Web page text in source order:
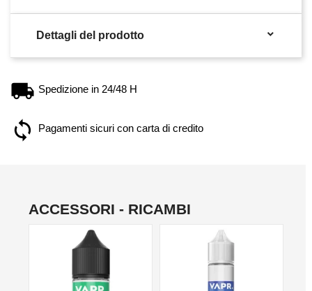
Dettagli del prodotto 
Spedizione in 24/48 H
Pagamenti sicuri con carta di credito
ACCESSORI - RICAMBI